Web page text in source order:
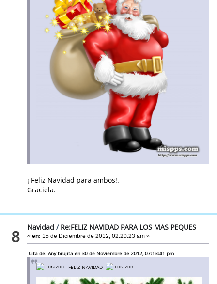
¡ Feliz Navidad para ambos!.
Graciela.
8 Navidad / Re:FELIZ NAVIDAD PARA LOS MAS PEQUES
«en: 15 de Diciembre de 2012, 02:20:23 am »
Cita de: Any brujita en 30 de Noviembre de 2012, 07:13:41 pm
FELIZ NAVIDAD